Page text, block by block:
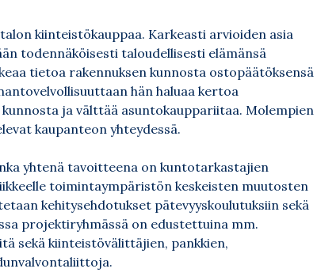
kiinteistökauppaa. Karkeasti arvioiden asia
todennäköisesti taloudellisesti elämänsä
tietoa rakennuksen kunnosta ostopäätöksensä
hän haluaa kertoa
ja välttää asuntokauppariitaa. Molempien
kaupanteon yhteydessä.
yhtenä tavoitteena on kuntotarkastajien
toimintaympäristön keskeisten muutosten
kehitysehdotukset pätevyyskoulutuksiin sekä
projektiryhmässä on edustettuina mm.
sekä kiinteistövälittäjien, pankkien,